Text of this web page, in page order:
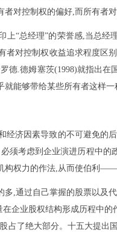
对控制权的偏好,而所有者
“总经理”的荣誉感,当总
对控制权收益追求程度区
德.德姆塞茨(1998)就指出
能够带给某些所有者这样
经济因素导致的不可避免的
须考虑到企业演进历程中
构权力的作法,从而使伯利
,通过自己掌握的股票以及
企业股权结构形成历程中
占了绝大部分。十五大提